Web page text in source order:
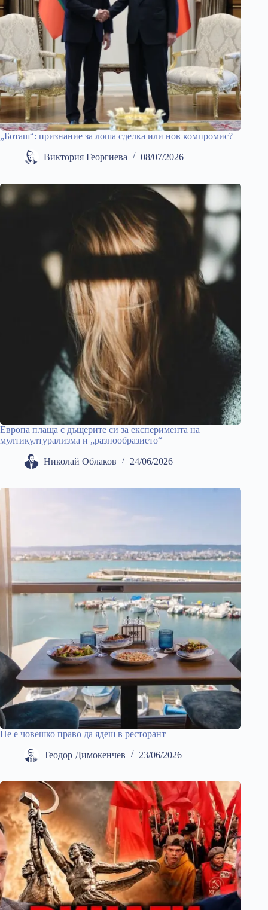
„Боташ“: признание за лоша сделка или нов компромис?
Виктория Георгиева 08/07/2026
Европа плаща с дъщерите си за експеримента на
мултикултурализма и „разнообразието“
Николай Облаков 24/06/2026
Не е човешко право да ядеш в ресторант
Теодор Димокенчев 23/06/2026